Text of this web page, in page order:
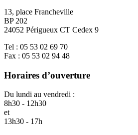
13, place Francheville
BP 202
24052 Périgueux CT Cedex 9
Tel : 05 53 02 69 70
Fax : 05 53 02 94 48
Horaires d’ouverture
Du lundi au vendredi :
8h30 - 12h30
et
13h30 - 17h